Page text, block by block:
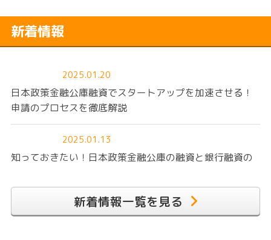
新着情報
2025.01.20
日本政策金融公庫融資でスタートアップを加速させる！
申請のプロセスを徹底解説
2025.01.13
知っておきたい！日本政策金融公庫の融資と銀行融資の
2025.01.06
新着情報一覧を見る